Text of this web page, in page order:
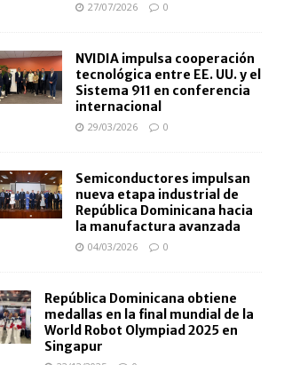
27/07/2026 0
NVIDIA impulsa cooperación
tecnológica entre EE. UU. y el
Sistema 911 en conferencia
internacional
29/03/2026 0
Semiconductores impulsan
nueva etapa industrial de
República Dominicana hacia
la manufactura avanzada
04/03/2026 0
República Dominicana obtiene
medallas en la final mundial de la
World Robot Olympiad 2025 en
Singapur